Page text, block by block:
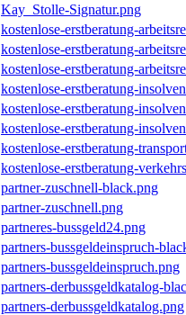
Kay_Stolle-Signatur.png
kostenlose-erstberatung-
kostenlose-erstberatung-
kostenlose-erstberatung-
kostenlose-erstberatung-
kostenlose-erstberatung-
kostenlose-erstberatung-
kostenlose-erstberatung-
kostenlose-erstberatung-
partner-zuschnell-black.png
partner-zuschnell.png
partneres-bussgeld24.png
partners-bussgeldeinspruch-
partners-bussgeldeinspruch.png
partners-derbussgeldkatalog-
partners-derbussgeldkatalog.png